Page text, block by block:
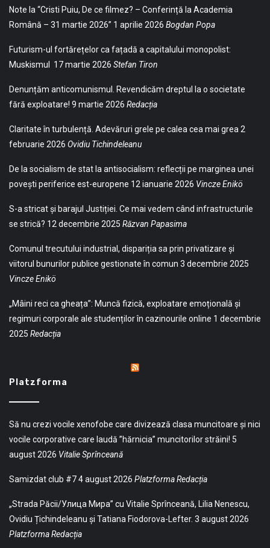
Note la “Cristi Puiu, De ce filmez? – Conferință la Academia
Română – 31 martie 2026” 1 aprilie 2026 Bogdan Popa
Futurism-ul fortărețelor ca fațadă a capitalului monopolist:
Muskismul 17 martie 2026 Stefan Tiron
Denunțăm anticomunismul. Revendicăm dreptul la o societate
fără exploatare! 9 martie 2026 Redacția
Claritate în turbulență. Adevăruri grele pe calea cea mai grea 2
februarie 2026 Ovidiu Tichindeleanu
De la socialism de stat la antisocialism: reflecții pe marginea unei
povești periferice est-europene 12 ianuarie 2026 Vincze Enikö
S-a stricat și barajul Justiției. Ce mai vedem când infrastructurile
se strică? 12 decembrie 2025 Răzvan Papasima
Comunul trecutului industrial, dispariția sa prin privatizare și
viitorul bunurilor publice gestionate în comun 3 decembrie 2025
Vincze Enikö
„Mâini reci ca gheața”: Muncă fizică, exploatare emoțională și
regimuri corporale ale studenților în cazinourile online 1 decembrie
2025 Redacția
Platzforma
Să nu crezi vocile xenofobe care divizează clasa muncitoare și nici
vocile corporative care laudă ”hărnicia” muncitorilor străini! 5
august 2026 Vitalie Sprînceană
Samizdat club #74 august 2026 Platzforma Redacția
„Strada Păcii/Улица Мира” cu Vitalie Sprînceană, Lilia Nenescu,
Ovidiu Țichindeleanu și Tatiana Fiodorova-Lefter. 3 august 2026
Platzforma Redacția